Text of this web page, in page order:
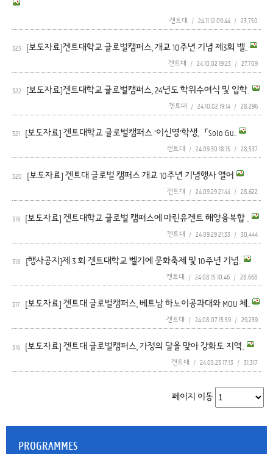
겐트대 / 24.11.12 09:44 / 23,750
323 [보도자료]겐트대학교 글로벌캠퍼스, 개교 10주년 기념 제3회 벨..
겐트대 / 24.10.02 19:23 / 27,709
322 [보도자료]겐트대학교 글로벌캠퍼스, 24년도 학위수여식 및 입학..
겐트대 / 24.10.02 19:14 / 28,296
321 [보도자료] 겐트대학교 글로벌캠퍼스 ‘이신영’학생, 「Solo Gu..
겐트대 / 24.09.30 18:15 / 28,537
320 [보도자료] 겐트대 글로벌 캠퍼스 개교 10주년 기념행사 열어
겐트대 / 24.09.29 21:44 / 28,622
319 [보도자료] 겐트대학교 글로벌 캠퍼스에 마린유겐트 해양융복합 ..
겐트대 / 24.09.29 21:33 / 30,444
318 [행사공지]제 3 회 겐트대학교 벨기에 문화축제 및 10주년 기념..
겐트대 / 24.08.15 10:46 / 28,668
317 [보도자료] 겐트대 글로벌캠퍼스, 베트남 하노이공과대와 MOU 체..
겐트대 / 24.08.07 15:59 / 29,239
316 [보도자료] 겐트대 글로벌캠퍼스, 가정의 달을 맞아 강화도 지역..
겐트대 / 24.05.23 17:13 / 31,317
페이지 이동
PROGRAMMES